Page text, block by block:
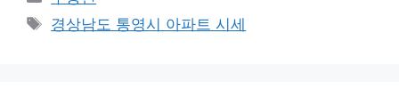
Tags
경상남도 통영시 아파트 시세